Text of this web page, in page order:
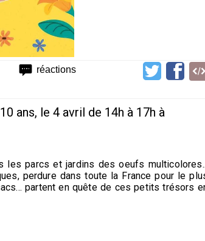
réactions
ans, le 4 avril de 14h à 17h à
les parcs et jardins des oeufs
perdure dans toute la France pour le
partent en quête de ces petits trésors